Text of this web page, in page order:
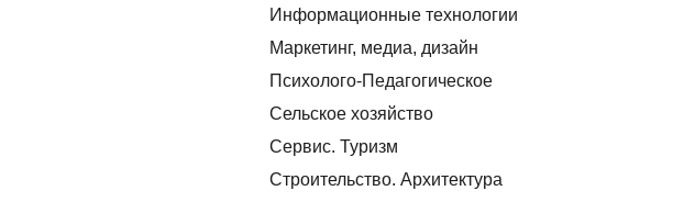
Информационные технологии
Маркетинг, медиа, дизайн
Психолого-Педагогическое
Сельское хозяйство
Сервис. Туризм
Строительство. Архитектура